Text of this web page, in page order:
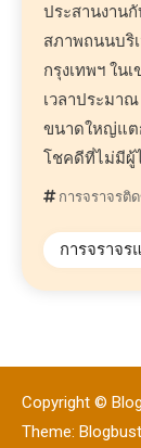
ประสานงาน
สภาพถนนบริ
กรุงเทพฯ ใน
เวลาประมา
ขนาดใหญ่แต
โชคดีที่ไม่มีผู้
การจราจรติ
การจราจร
Copyright ©
Theme: